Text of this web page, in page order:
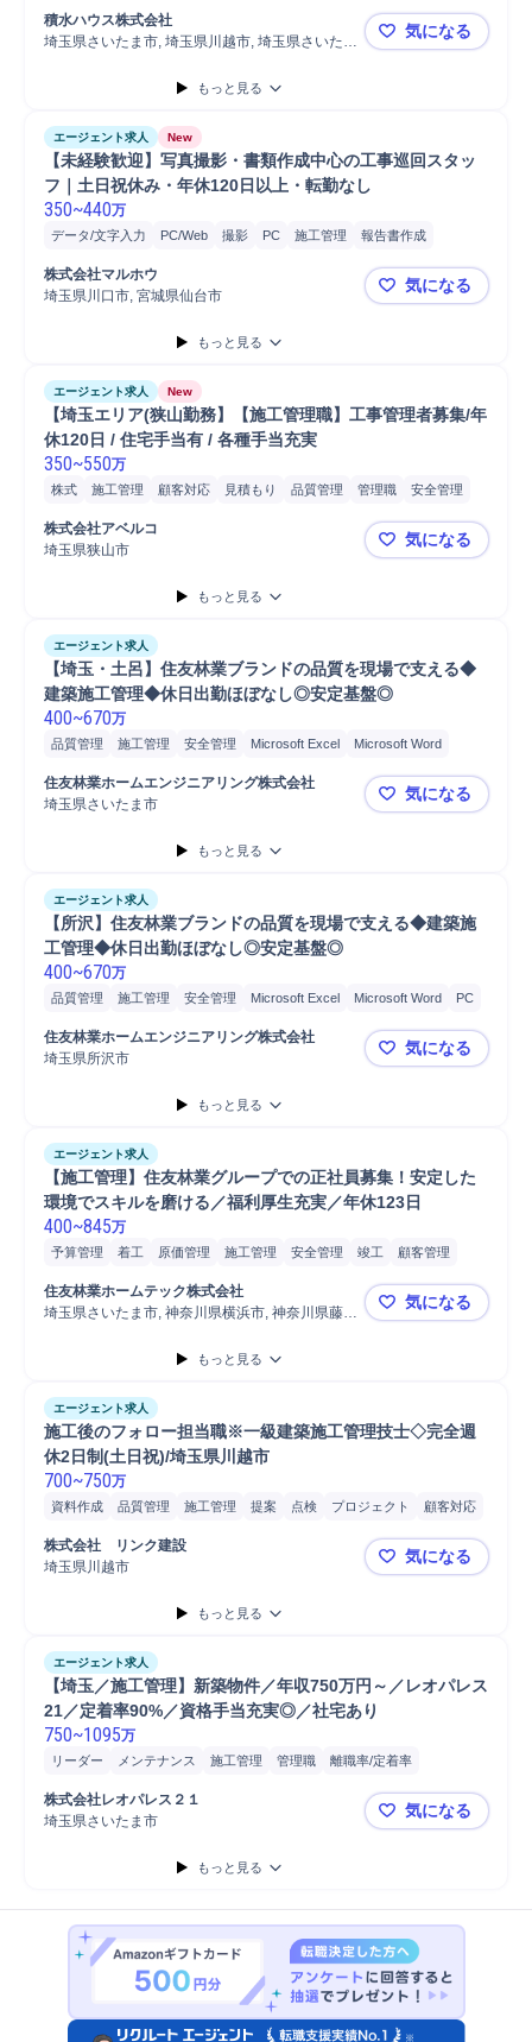
施工図作成
施工管理
安全管理
注文住宅 巡回 クリニック 工程管理
施工管理技士
積水ハウス株式会社
埼玉県さいたま市, 埼玉県川越市, 埼玉県さいたま
【埼玉】戸
気になる
もっと見る
エージェント求人 New
【未経験歓迎】写真撮影・書類作成中心の工事巡回スタッ
フ｜土日祝休み・年休120日以上・転勤なし
350~440万
データ/文字入力 PC/Web 撮影 PC 施工管理
報告書作成
ヒアリング
写真管理
自動車運転
株式会社マルホウ
埼玉県川口市, 宮城県仙台市
【未経験歓
気になる
もっと見る
エージェント求人 New
【埼玉エリア(狭山勤務】【施工管理職】工事管理者募集/年
休120日 / 住宅手当有 / 各種手当充実
350~550万
株式 施工管理 顧客対応 見積もり 品質管理 管理職
安全管理
販売
進捗管理
自動車
普通自動車
株式会社アベルコ
埼玉県狭山市
【埼玉エリ
気になる
もっと見る
エージェント求人
【埼玉・土呂】住友林業ブランドの品質を現場で支える◆
建築施工管理◆休日出勤ほぼなし◎安定基盤◎
400~670万
品質管理 施工管理 安全管理 Microsoft Excel
Microsoft Word
普通自動車
住友林業ホームエンジニアリング株式会社
埼玉県さいたま市
【埼玉・土
気になる
もっと見る
エージェント求人
【所沢】住友林業ブランドの品質を現場で支える◆建築施
工管理◆休日出勤ほぼなし◎安定基盤◎
400~670万
品質管理 施工管理 安全管理 Microsoft Excel Microsoft Word
PC
自動車
施工管理技士
住友林業ホームエンジニアリング株式会社
埼玉県所沢市
【所沢】住
気になる
もっと見る
エージェント求人
【施工管理】住友林業グループでの正社員募集！安定した
環境でスキルを磨ける／福利厚生充実／年休123日
400~845万
予算管理 着工 原価管理 施工管理 安全管理 竣工
顧客管理
マンション
報告書作成
タブレット
写真管理 店舗 普通自動車
Microsoft Excel
携帯電話/PC/PC周辺機器
自動車運転
住友林業ホームテック株式会社
埼玉県さいたま市, 神奈川県横浜市, 神奈川県藤沢
【施工管理
気になる
もっと見る
エージェント求人
施工後のフォロー担当職※一級建築施工管理技士◇完全週
休2日制(土日祝)/埼玉県川越市
700~750万
資料作成 品質管理 施工管理 提案 点検 プロジェクト
顧客対応
マンション
スタッフ
Microsoft Word
株式会社　リンク建設
埼玉県川越市
施工後のフ
気になる
もっと見る
エージェント求人
【埼玉／施工管理】新築物件／年収750万円～／レオパレス
21／定着率90%／資格手当充実◎／社宅あり
750~1095万
リーダー メンテナンス 施工管理 管理職
離職率/定着率
主任/リーダー
主任技術者
施工管理技士 アパート
現場施工
自動車/輸送機械 自動車
株式会社レオパレス２１
埼玉県さいたま市
【埼玉／施
気になる
もっと見る